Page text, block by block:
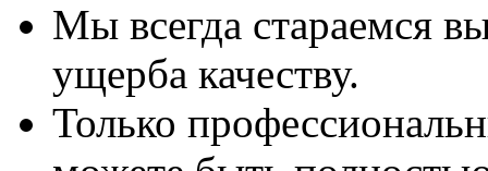
Мы всегда стараемся
ущерба качеству.
Только